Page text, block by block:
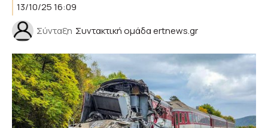
13/10/25 16:09
Σύνταξη Συντακτική ομάδα ertnews.gr